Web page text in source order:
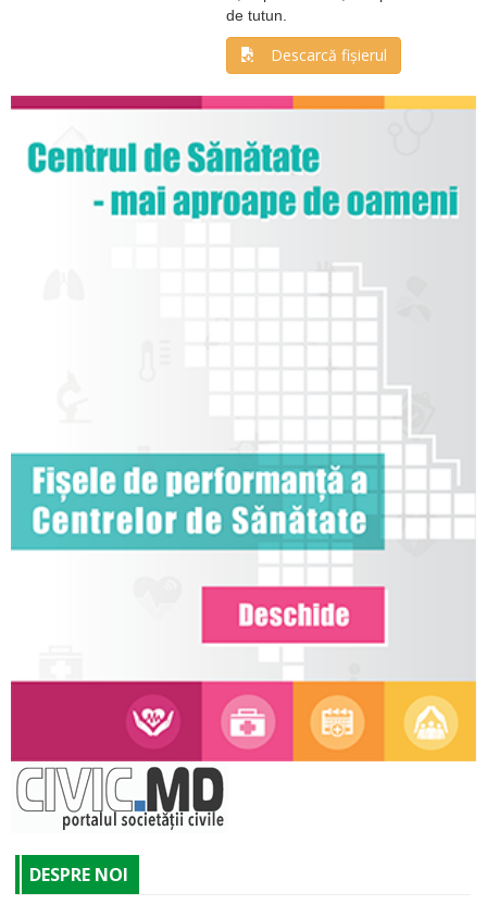
de tutun.
Descarcă fișierul
DESPRE NOI